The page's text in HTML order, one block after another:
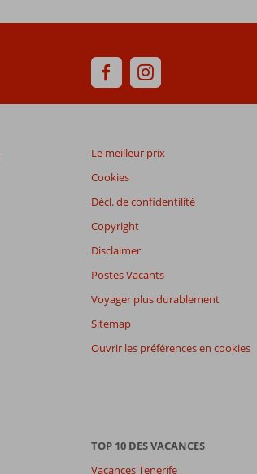
Le meilleur prix
Cookies
Décl. de confidentilité
Copyright
Disclaimer
Postes Vacants
Voyager plus durablement
Sitemap
Ouvrir les préférences en cookies
TOP 10 DES VACANCES
Vacances Tenerife